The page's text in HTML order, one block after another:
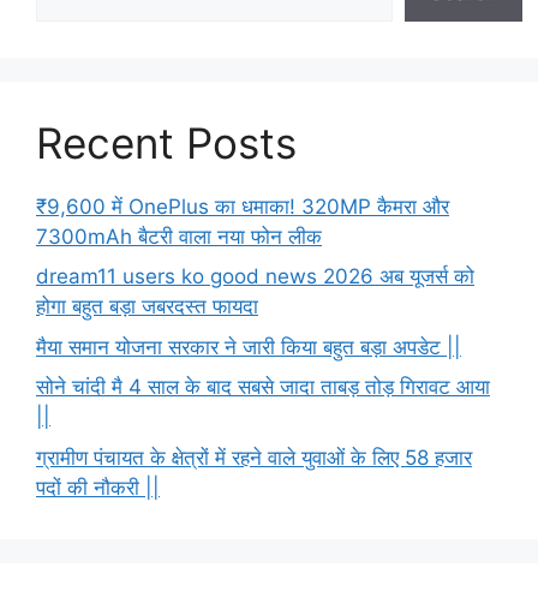
Recent Posts
₹9,600 में OnePlus का धमाका! 320MP कैमरा और
7300mAh बैटरी वाला नया फोन लीक
dream11 users ko good news 2026 अब यूजर्स को
होगा बहुत बड़ा जबरदस्त फायदा
मैया समान योजना सरकार ने जारी किया बहुत बड़ा अपडेट ||
सोने चांदी मै 4 साल के बाद सबसे जादा ताबड़ तोड़ गिरावट आया
ग्रामीण पंचायत के क्षेत्रों में रहने वाले युवाओं के लिए 58 हजार
पदों की नौकरी ||